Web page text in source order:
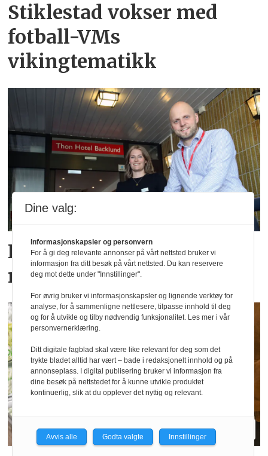
Stiklestad vokser med
fotball-VMs
vikingtematikk
Fra Levanger-direktør til
nytt Steinkjer-hotell
Dine valg:
Informasjonskapsler og personvern
For å gi deg relevante annonser på vårt nettsted bruker vi
informasjon fra ditt besøk på vårt nettsted. Du kan reservere
deg mot dette under "Innstillinger".
For øvrig bruker vi informasjonskapsler og lignende verktøy for
analyse, for å sammenligne nettlesere, tilpasse innhold til deg
og for å utvikle og tilby nødvendig funksjonalitet. Les mer i vår
personvernerklæring.
Ditt digitale fagblad skal være like relevant for deg som det
trykte bladet alltid har vært – bade i redaksjonelt innhold og på
annonseplass. I digital publisering bruker vi informasjon fra
dine besøk på nettstedet for å kunne utvikle produktet
kontinuerlig, slik at du opplever det nyttig og relevant.
Avvis alle Godta valgte Innstillinger